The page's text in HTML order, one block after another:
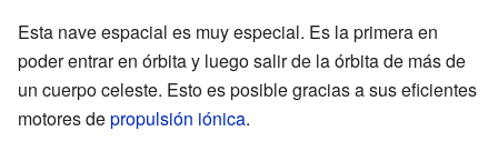
Esta nave espacial es muy especial. Es la primera en
poder entrar en órbita y luego salir de la órbita de más de
un cuerpo celeste. Esto es posible gracias a sus eficientes
motores depropulsión iónica.